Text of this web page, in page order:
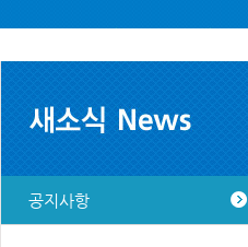
공지사항